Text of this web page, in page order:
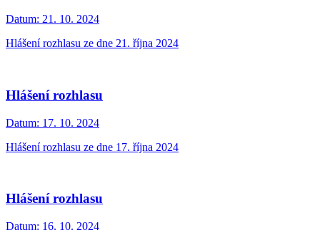
Datum: 21. 10. 2024
Hlášení rozhlasu ze dne 21. října 2024
Hlášení rozhlasu
Datum: 17. 10. 2024
Hlášení rozhlasu ze dne 17. října 2024
Hlášení rozhlasu
Datum: 16. 10. 2024